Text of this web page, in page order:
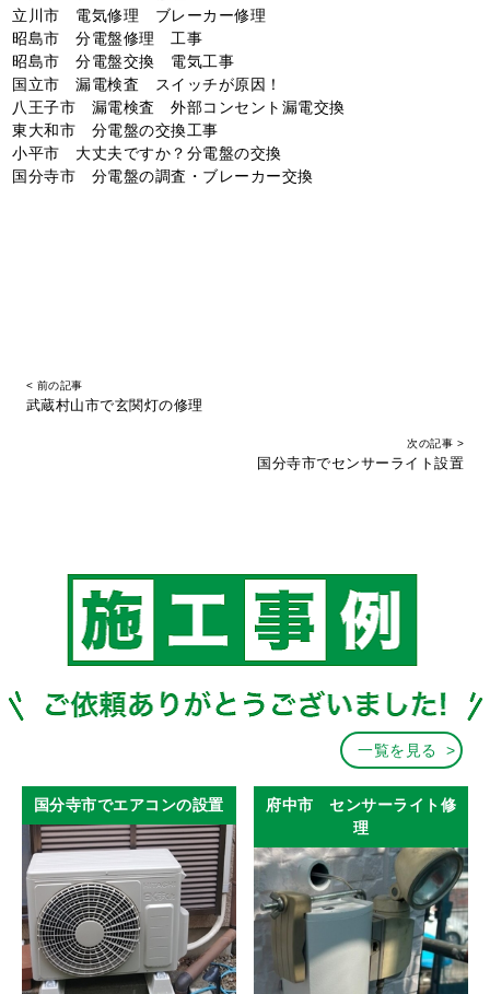
立川市 電気修理 ブレーカー修理
昭島市 分電盤修理 工事
昭島市 分電盤交換 電気工事
国立市 漏電検査 スイッチが原因！
八王子市 漏電検査 外部コンセント漏電交換
東大和市 分電盤の交換工事
小平市 大丈夫ですか？分電盤の交換
国分寺市 分電盤の調査・ブレーカー交換
< 前の記事
武蔵村山市で玄関灯の修理
次の記事 >
国分寺市でセンサーライト設置
一覧を見る
国分寺市でエアコンの設置
府中市 センサーライト修
理